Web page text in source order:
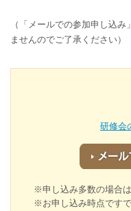
（「メールでの参加申し込
ませんのでご了承ください）
研修会
※申し込み多数の場合
※お申し込み時点です